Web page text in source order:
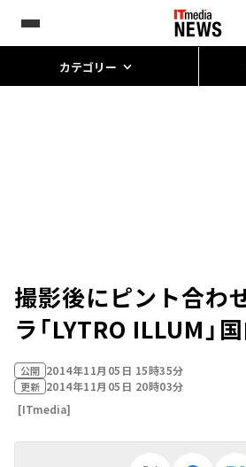
カテゴリー
撮影後にピント合わ
ラ「LYTRO ILLUM」
公開 2014年11月05日 15時35分
更新 2014年11月05日 20時03分
[ITmedia]